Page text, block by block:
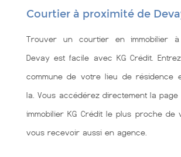
Courtier à proximité de
Trouver un courtier en immobilier
Devay est facile avec KG Crédit.
commune de votre lieu de résidence
la. Vous accédérez directement la
immobilier KG Crédit le plus proche de
vous recevoir aussi en agence.